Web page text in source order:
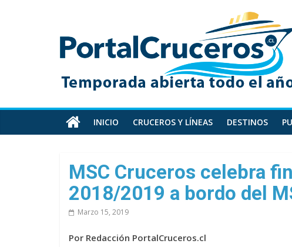
PortalCruceros
Toda
información
cruceros
en
un
sitio
INICIO CRUCEROS Y LÍNEAS DESTINOS
MSC Cruceros celebra
2018/2019 a bordo del
Marzo 15, 2019
Por Redacción PortalCruceros.cl